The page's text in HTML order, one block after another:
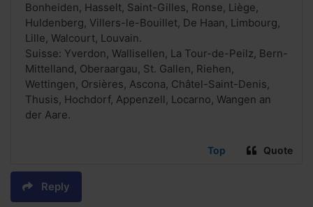
Bonheiden, Hasselt, Saint-Gilles, Ronse, Liège,
Huldenberg, Villers-le-Bouillet, De Haan, Limbourg,
Lille, Walcourt, Louvain.
Suisse: Yverdon, Wallisellen, La Tour-de-Peilz, Bern-
Mittelland, Oberaargau, St. Gallen, Riehen,
Wettingen, Orsières, Ascona, Châtel-Saint-Denis,
Thusis, Hochdorf, Appenzell, Locarno, Wangen an
der Aare.
Top Quote
Reply